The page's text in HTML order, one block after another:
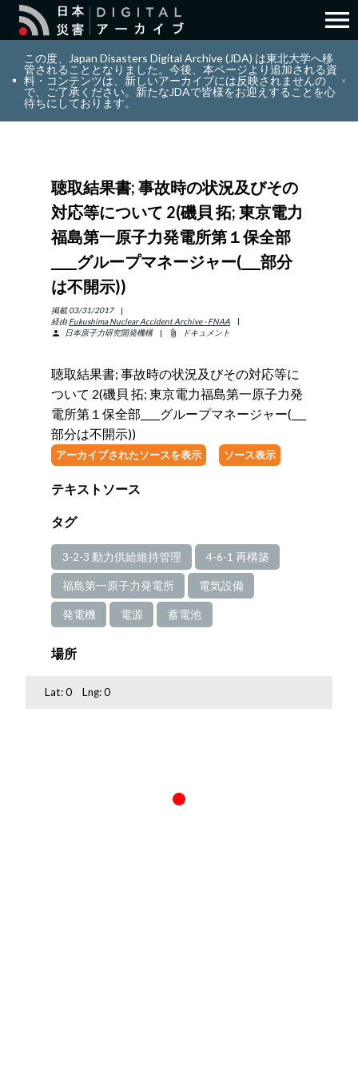
search 検索
layers コレクション
info_outline リソース
アバウト
ENGLISH
menu
この度、Japan Disasters Digital Archive (JDA) は東北大学へ移
管されることとなりました。今後、本ページより追加される資
料・コンテンツは、新しいアーカイブには反映されませんの
で、ご了承ください。新たなJDAで皆様をお迎えすることを心
待ちにしております。
聴取結果書; 事故時の状況及びその
対応等について 2(磯貝 拓; 東京電力
福島第一原子力発電所第１保全部
____グループマネージャー(___部分
は不開示))
掲載 03/31/2017
経由 Fukushima Nuclear Accident Archive - FNAA
person
日本原子力研究開発機構 attach_file ドキュメント
聴取結果書; 事故時の状況及びその対応等に
ついて 2(磯貝 拓; 東京電力福島第一原子力発
電所第１保全部____グループマネージャー(___
部分は不開示))
アーカイブされたソースを表示 ソース表示
テキストソース
タグ
3-2-3 動力供給維持管理 4-6-1 再構築
福島第一原子力発電所 電気設備
発電機 電源 蓄電池
場所
Lat:0 Lng:0